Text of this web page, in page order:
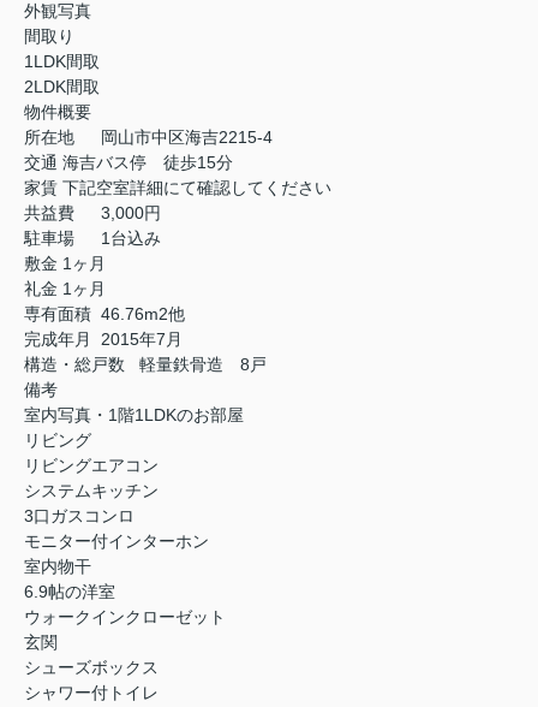
外観写真
間取り
1LDK間取
2LDK間取
物件概要
所在地
岡山市中区海吉2215-4
交通 海吉バス停 徒歩15分
家賃 下記空室詳細にて確認してください
共益費
3,000円
駐車場
1台込み
敷金 1ヶ月
礼金 1ヶ月
専有面積 46.76m2他
完成年月
2015年7月
構造・総戸数
軽量鉄骨造 8戸
備考
室内写真・1階1LDKのお部屋
リビング
リビングエアコン
システムキッチン
3口ガスコンロ
モニター付インターホン
室内物干
6.9帖の洋室
ウォークインクローゼット
玄関
シューズボックス
シャワー付トイレ